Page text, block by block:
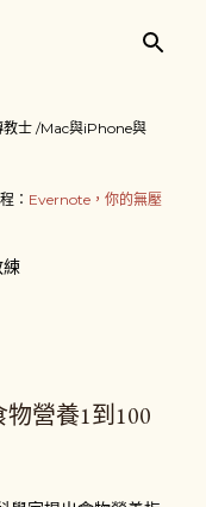
教士 /Mac與iPhone與
： Evernote，你的無壓
練
物營養1到100